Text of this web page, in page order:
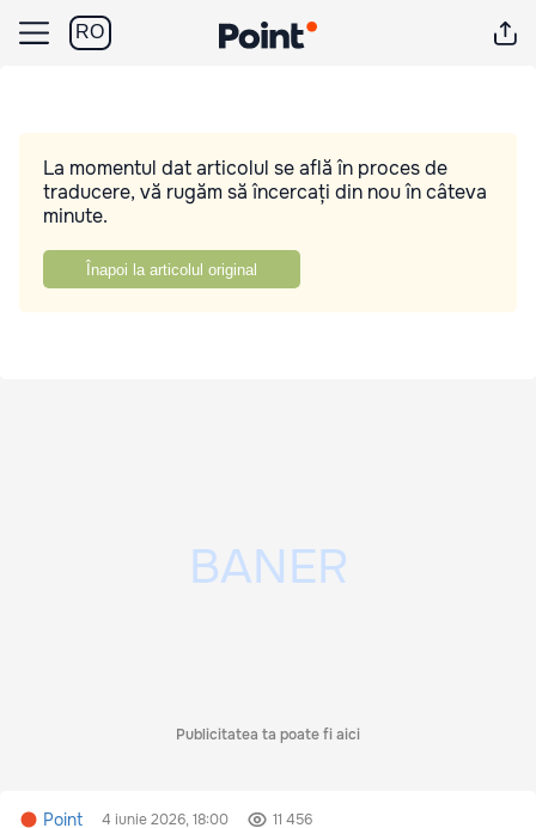
RO
La momentul dat articolul se află în proces de
traducere, vă rugăm să încercați din nou în câteva
minute.
Înapoi la articolul original
Publicitatea ta poate fi aici
Point 4 iunie 2026, 18:00 11 456